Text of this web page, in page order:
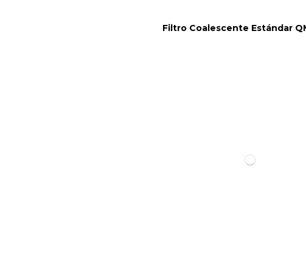
Filtro Coalescente Estándar